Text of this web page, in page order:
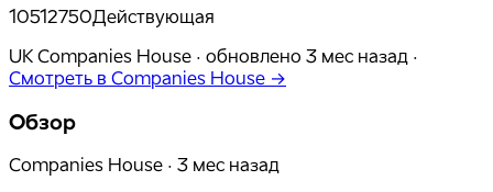
10512750Действующая
UK Companies House · обновлено 3 мес назад ·
Смотреть в Companies House →
Обзор
Companies House · 3 мес назад